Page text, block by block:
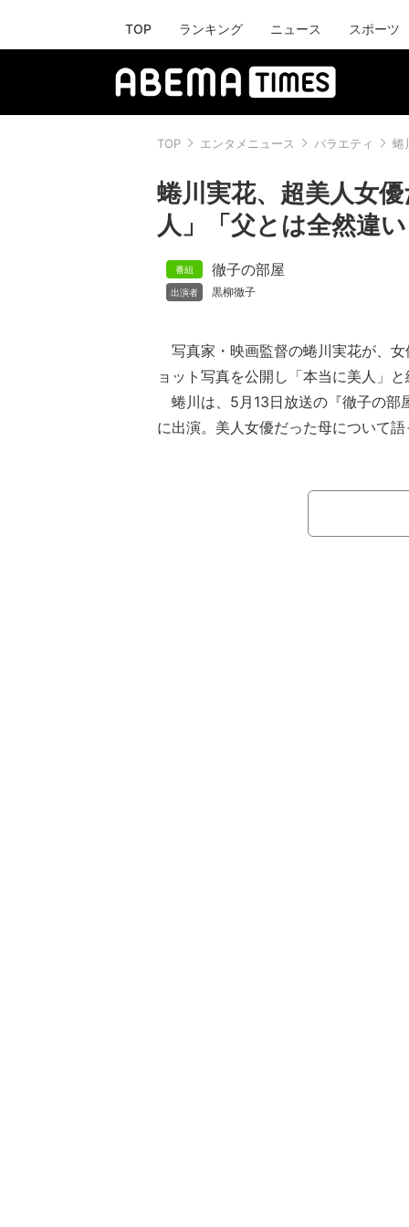
TOP ランキング ニュース スポーツ
TOP エンタメニュース バラエティ 蜷
蜷川実花、超美人女
人」「父とは全然違
徹子の部屋
黒柳徹子
写真家・映画監督の蜷川実花が、
ョット写真を公開し「本当に美人」
蜷川は、5月13日放送の『徹子の部
に出演。美人女優だった母について